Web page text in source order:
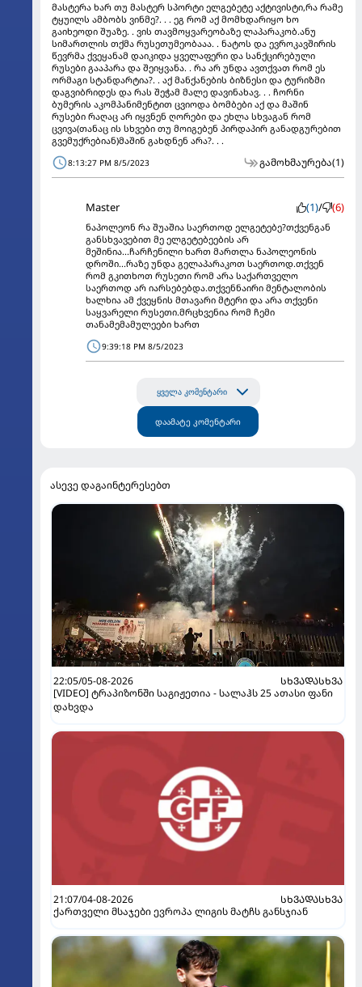
მასტერა ხარ თუ მასტერ სპორტი ელგებეტე აქტივისტი,რა რამე
ტყუილს ამბობს ვინმე?. . . ეგ რომ აქ მომხდარიყო ხო
გაიხეოდი შუაზე. . ვის თავმოყვარეობაზე ლაპარაკობ.ანუ
სიმართლის თქმა რუსეთუმეობააა. . ნატოს და ევროკავშირის
წევრმა ქვეყანამ დაიკიდა ყველაფერი და სანქცირებული
რუსები გააპარა და შეიყვანა. . რა არ უნდა ავთქვათ რომ ეს
ორმაგი სტანდარტია?. . აქ მანქანების ბიზნესი და ტურიზმი
დაგვიბრიდეს და რას შეჭამ მალე დავინახავ. . . ჩორნი
ბუმერის აკომპანიმენტით ცვიოდა ბომბები აქ და მაშინ
რუსები რაღაც არ იყვნენ ღორები და ეხლა სხვაგან რომ
ცვივა(თანაც ის სხვები თუ მოიგებენ პირდაპირ განადგურებით
გვემუქრებიან)მაშინ გახდნენ არა?. . .
8:13:27 PM 8/5/2023 გამოხმაურება(1)
Master (1)/ (6)
ნაპოლეონ რა შუაშია საერთოდ ელგეტებე?თქვენგან
განსხვავებით მე ელგეტებეების არ
მეშინია...ჩარჩენილი ხართ მართლა ნაპოლეონის
დროში...რაზე უნდა გელაპარაკოთ საერთოდ.თქვენ
რომ გკითხოთ რუსეთი რომ არა საქართველო
საერთოდ არ იარსებებდა.თქვენნაირი მენტალობის
ხალხია ამ ქვეყნის მთავარი მტერი და არა თქვენი
საყვარელი რუსეთი.მრცხვენია რომ ჩემი
თანამემამულეები ხართ
9:39:18 PM 8/5/2023
ყველა კომენტარი
დაამატე კომენტარი
ასევე დაგაინტერესებთ
22:05/05-08-2026
ᲡᲮᲕᲐᲓᲐᲡᲮᲕᲐ
[VIDEO] ტრაპიზონში საგიჟეთია - სალაჰს 25 ათასი ფანი
დახვდა
21:07/04-08-2026
ᲡᲮᲕᲐᲓᲐᲡᲮᲕᲐ
ქართველი მსაჯები ევროპა ლიგის მატჩს განსჯიან